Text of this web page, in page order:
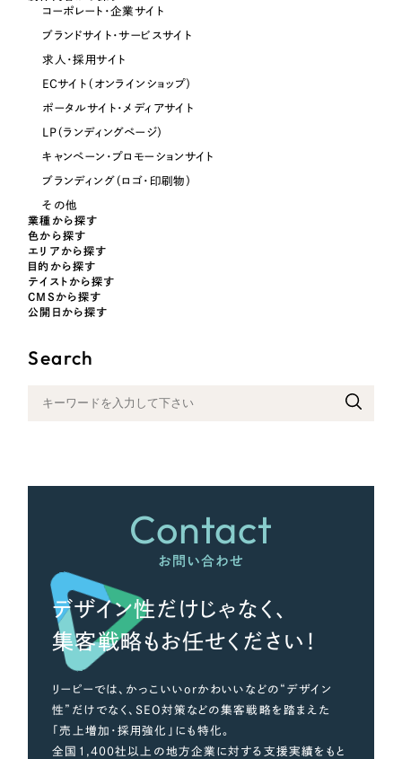
イエロー・黄色
グリーン・緑色
ブルー・青色
パープル・紫色
ピンク・桃色
コーポレート・企業サイト
ブランドサイト・サービスサイト
求人・採用サイト
ECサイト（オンラインショップ）
ポータルサイト・メディアサイト
LP（ランディングページ）
キャンペーン・プロモーションサイト
ブランディング（ロゴ・印刷物）
その他
業種から探す
色から探す
エリアから探す
目的から探す
テイストから探す
CMSから探す
公開日から探す
Search
Contact
お問い合わせ
デザイン性だけじゃなく、
集客戦略もお任せください！
リーピーでは、かっこいいorかわいいなどの“デザイン
性”だけでなく、SEO対策などの集客戦略を踏まえた
「売上増加・採用強化」にも特化。
全国1,400社以上の地方企業に対する支援実績をもと